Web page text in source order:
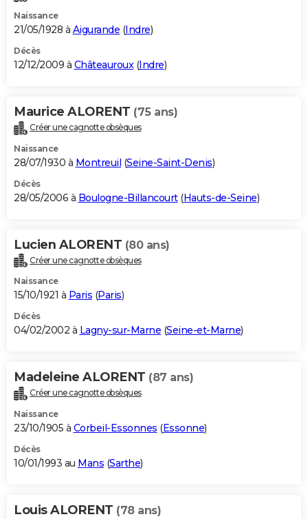
Naissance
21/05/1928 à Aigurande (Indre)
Décès
12/12/2009 à Châteauroux(Indre)
Maurice ALORENT (75 ans)
Créer une cagnotte obsèques
Naissance
28/07/1930 à Montreuil (Seine-Saint-Denis)
Décès
28/05/2006 à Boulogne-Billancourt(Hauts-de-Seine)
Lucien ALORENT (80 ans)
Créer une cagnotte obsèques
Naissance
15/10/1921 à Paris (Paris)
Décès
04/02/2002 à Lagny-sur-Marne (Seine-et-Marne)
Madeleine ALORENT (87 ans)
Créer une cagnotte obsèques
Naissance
23/10/1905 à Corbeil-Essonnes (Essonne)
Décès
10/01/1993 au Mans (Sarthe)
Louis ALORENT (78 ans)